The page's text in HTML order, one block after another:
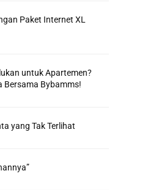
Paket Internet XL
untuk Apartemen?
Bersama Bybamms!
yang Tak Terlihat